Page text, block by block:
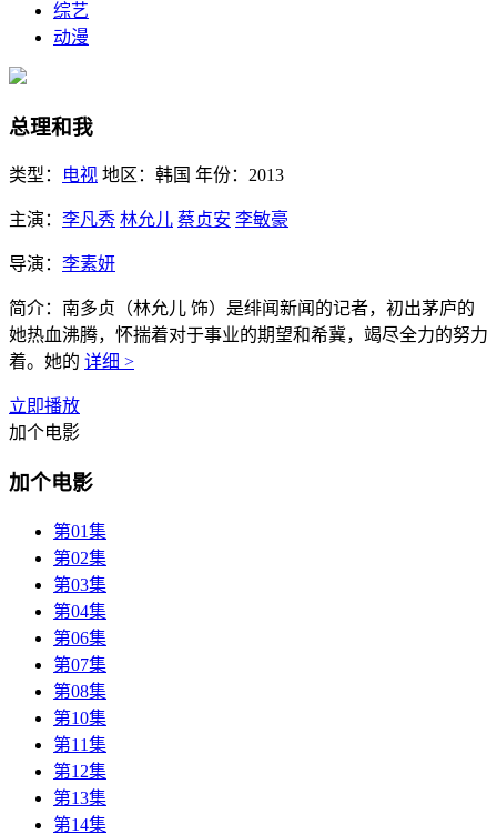
综艺
动漫
总理和我
类型： 电视 地区： 韩国 年份： 2013
主演： 李凡秀 林允儿 蔡贞安 李敏豪
导演： 李素妍
简介： 南多贞（林允儿 饰）是绯闻新闻的记者，初出茅庐的
她热血沸腾，怀揣着对于事业的期望和希冀，竭尽全力的努力
着。她的 详细 >
立即播放
加个电影
加个电影
第01集
第02集
第03集
第04集
第06集
第07集
第08集
第10集
第11集
第12集
第13集
第14集